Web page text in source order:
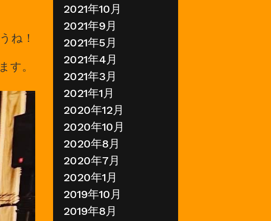
ね！
す。
2021年10月
2021年9月
2021年5月
2021年4月
2021年3月
2021年1月
2020年12月
2020年10月
2020年8月
2020年7月
2020年1月
2019年10月
2019年8月